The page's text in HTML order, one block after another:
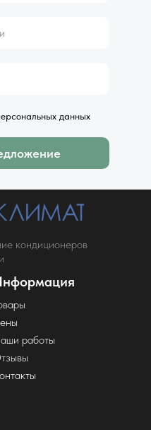
данных
кондиционеров
работы